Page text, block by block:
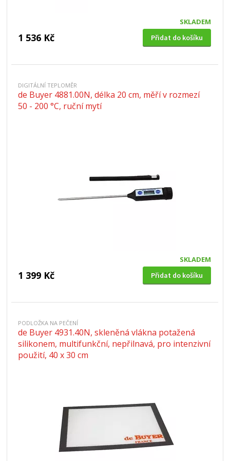
SKLADEM
1 536 Kč Přidat do košíku
DIGITÁLNÍ TEPLOMĚR
de Buyer 4881.00N, délka 20 cm, měří v rozmezí
50 - 200 °C, ruční mytí
SKLADEM
1 399 Kč Přidat do košíku
PODLOŽKA NA PEČENÍ
de Buyer 4931.40N, skleněná vlákna potažená
silikonem, multifunkční, nepřilnavá, pro intenzivní
použití, 40 x 30 cm